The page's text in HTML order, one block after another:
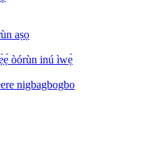
aṣọ
òórùn inú ìwẹ̀
nigbagbogbo